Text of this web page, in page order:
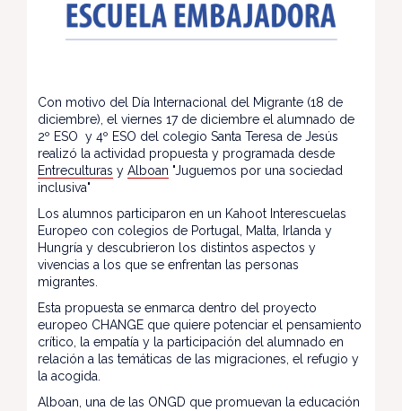
Con motivo del Día Internacional del Migrante (18 de
diciembre), el viernes 17 de diciembre el alumnado de
2º ESO y 4º ESO del colegio Santa Teresa de Jesús
realizó la actividad propuesta y programada desde
Entreculturas y Alboan "Juguemos por una sociedad
inclusiva"
Los alumnos participaron en un Kahoot Interescuelas
Europeo con colegios de Portugal, Malta, Irlanda y
Hungría y descubrieron los distintos aspectos y
vivencias a los que se enfrentan las personas
migrantes.
Esta propuesta se enmarca dentro del proyecto
europeo CHANGE que quiere potenciar el pensamiento
crítico, la empatía y la participación del alumnado en
relación a las temáticas de las migraciones, el refugio y
la acogida.
Alboan, una de las ONGD que promuevan la educación